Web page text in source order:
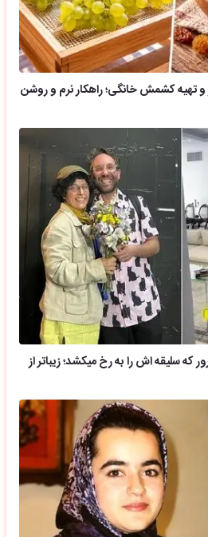
کشمش خانگی؛ راهکار نرم و روشن
سلیقه اش را به رخ میکشد؛ زیباتر از